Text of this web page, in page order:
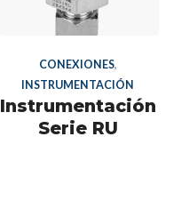
CONEXIONES,
INSTRUMENTACIÓN
Instrumentación
Serie RU